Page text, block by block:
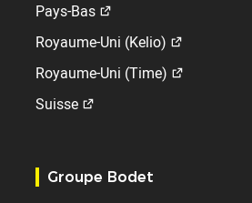
Pays-Bas
Royaume-Uni (Kelio)
Royaume-Uni (Time)
Suisse
Groupe Bodet